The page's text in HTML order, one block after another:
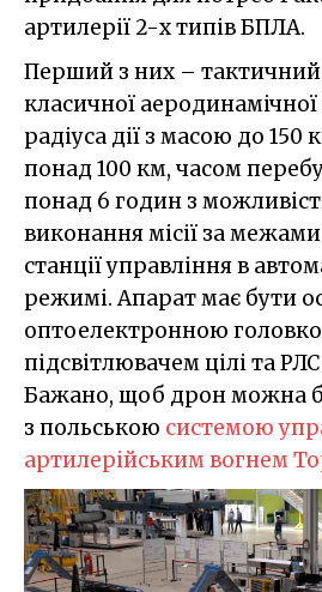
артилерії 2-х типів БПЛА.
Перший з них –
класичної
радіуса дії з масою до 150
понад 100 км, часом
понад 6 годин з
виконання місії за
станції управління в
режимі. Апарат має бути
оптоелектронною
підсвітлювачем цілі та РЛС
Бажано, щоб дрон можна
з польською системою
артилерійським вогнем